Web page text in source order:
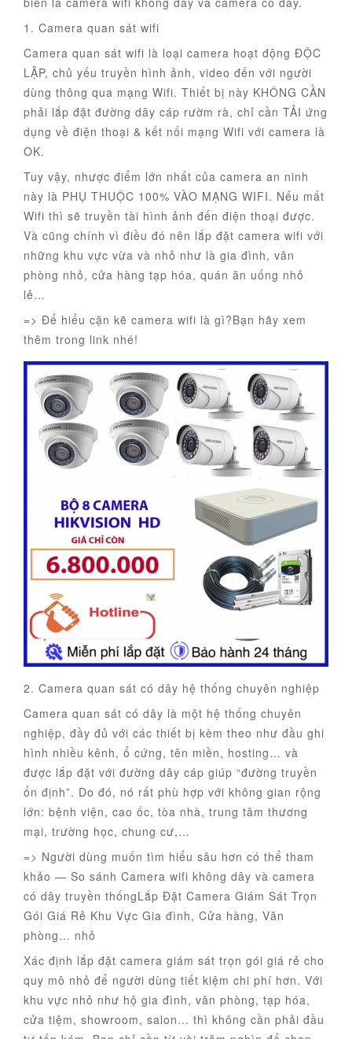
1. Camera quan sát wifi
Camera quan sát wifi là loại camera hoạt động ĐỘC
LẬP, chủ yếu truyền hình ảnh, video đến với người
dùng thông qua mạng Wifi. Thiết bị này KHÔNG CẦN
phải lắp đặt đường dây cáp rườm rà, chỉ cần TẢI ứng
dụng về điện thoại & kết nối mạng Wifi với camera là
OK.
Tuy vậy, nhược điểm lớn nhất của camera an ninh
này là PHỤ THUỘC 100% VÀO MẠNG WIFI. Nếu mất
Wifi thì sẽ truyền tài hình ảnh đến điện thoại được.
Và cũng chính vì điều đó nên lắp đặt camera wifi với
những khu vực vừa và nhỏ như là gia đình, văn
phòng nhỏ, cửa hàng tạp hóa, quán ăn uống nhỏ
lẻ…
=> Để hiểu cặn kẽ camera wifi là gì?Bạn hãy xem
thêm trong link nhé!
2. Camera quan sát có dây hệ thống chuyên nghiệp
Camera quan sát có dây là một hệ thống chuyên
nghiệp, đầy đủ với các thiết bị kèm theo như đầu ghi
hình nhiều kênh, ổ cứng, tên miền, hosting… và
được lắp đặt với đường dây cáp giúp “đường truyền
ổn định”. Do đó, nó rất phù hợp với không gian rộng
lớn: bệnh viện, cao ốc, tòa nhà, trung tâm thương
mại, trường học, chung cư,…
=> Người dùng muốn tìm hiểu sâu hơn có thể tham
khảo — So sánh Camera wifi không dây và camera
có dây truyền thốngLắp Đặt Camera Giám Sát Trọn
Gói Giá Rẻ Khu Vực Gia đình, Cửa hàng, Văn
phòng… nhỏ
Xác định lắp đặt camera giám sát trọn gói giá rẻ cho
quy mô nhỏ để người dùng tiết kiệm chi phí hơn. Với
khu vực nhỏ như hộ gia đình, văn phòng, tạp hóa,
cửa tiệm, showroom, salon… thì không cần phải đầu